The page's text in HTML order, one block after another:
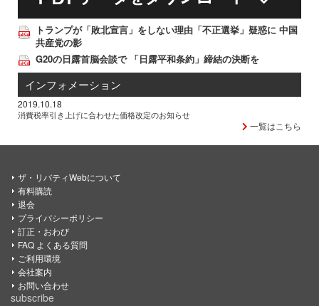
トランプが「敗北宣言」をしない理由「不正選挙」疑惑に 中国
共産党の影
G20の日露首脳会談で 「日露平和条約」締結の決断を
インフォメーション
2019.10.18
消費税率引き上げに合わせた価格改定のお知らせ
一覧はこちら
ザ・リバティWebについて
有料購読
退会
プライバシーポリシー
訂正・おわび
FAQ よくある質問
ご利用環境
会社案内
お問い合わせ
subscribe